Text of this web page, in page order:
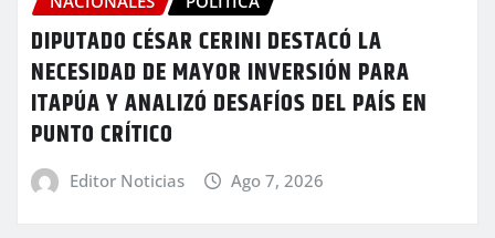
DIPUTADO CÉSAR CERINI DESTACÓ LA
NECESIDAD DE MAYOR INVERSIÓN PARA
ITAPÚA Y ANALIZÓ DESAFÍOS DEL PAÍS EN
PUNTO CRÍTICO
Editor Noticias Ago 7, 2026